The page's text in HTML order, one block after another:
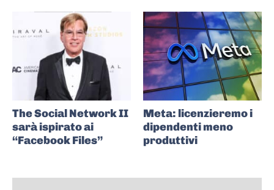
The Social Network II
sarà ispirato ai
“Facebook Files”
Meta: licenzieremo i
dipendenti meno
produttivi